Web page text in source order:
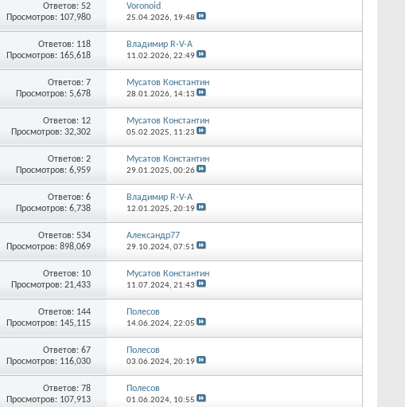
Ответов:52
Просмотров: 107,980
Voronoid
25.04.2026, 19:48
Ответов: 118
Просмотров: 165,618
Владимир R-V-A
11.02.2026, 22:49
Ответов:7
Просмотров: 5,678
Мусатов Константин
28.01.2026, 14:13
Ответов: 12
Просмотров: 32,302
Мусатов Константин
05.02.2025, 11:23
Ответов:2
Просмотров: 6,959
Мусатов Константин
29.01.2025, 00:26
Ответов:6
Просмотров: 6,738
Владимир R-V-A
12.01.2025, 20:19
Ответов:534
Просмотров: 898,069
Александр77
29.10.2024, 07:51
Ответов: 10
Просмотров: 21,433
Мусатов Константин
11.07.2024, 21:43
Ответов: 144
Просмотров: 145,115
Полесов
14.06.2024, 22:05
Ответов:67
Просмотров: 116,030
Полесов
03.06.2024, 20:19
Ответов:78
Просмотров: 107,913
Полесов
01.06.2024, 10:55